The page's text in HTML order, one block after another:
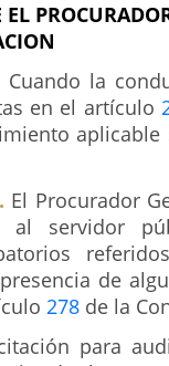
Cuando la
en el artículo
El Procurador
al servidor
de
278 de la
para